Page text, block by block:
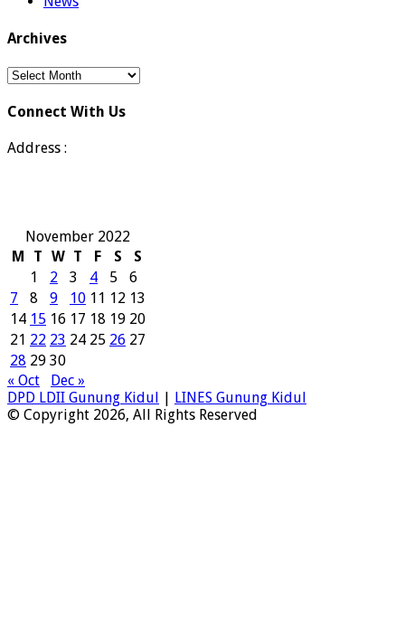
Archives
Archives
Connect With Us
Address :
November 2022
M
T W T F S
S
1
2 3 4 5
6
7
8 9 10 11 12 13
14 15 16 17 18 19 20
21 22 23 24 25 26 27
28 29 30
« Oct
Dec »
DPD LDII Gunung Kidul | LINES Gunung Kidul
© Copyright 2026, All Rights Reserved